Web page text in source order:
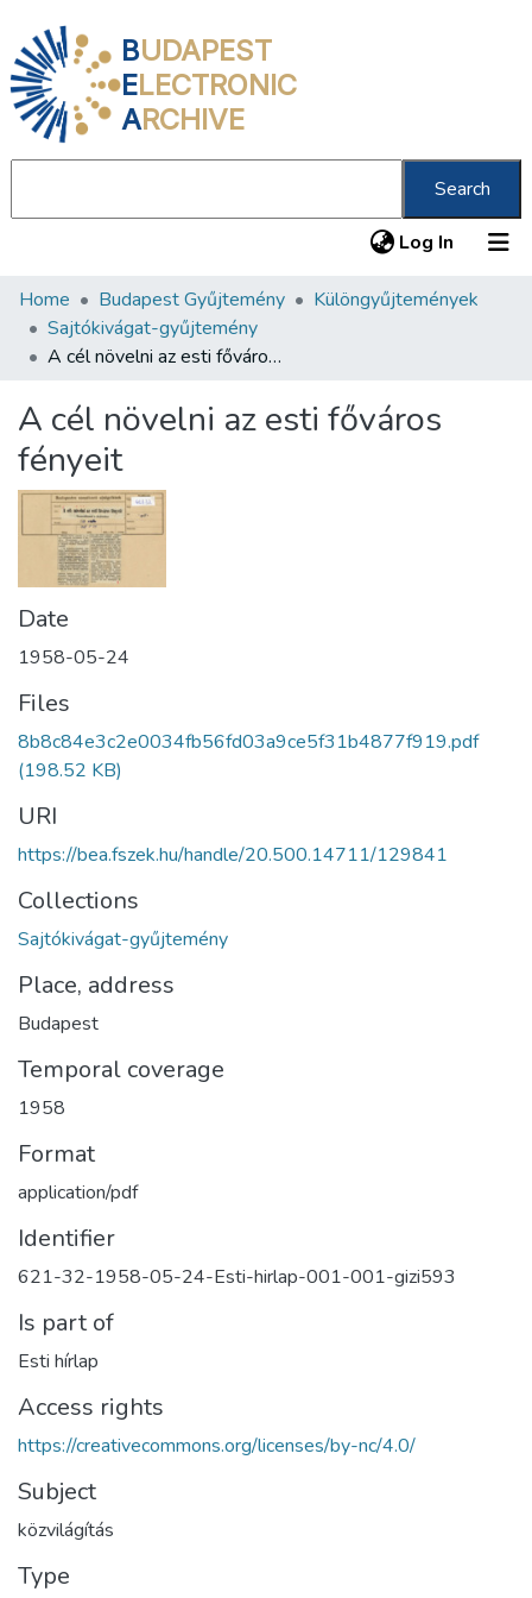
BUDAPEST
ELECTRONIC
ARCHIVE
Search
Log In (current)
Communities & Collections
All of DSpace
About us
Home Budapest Gyűjtemény
Különgyűjtemények
Sajtókivágat-gyűjtemény
A cél növelni az esti főváros fényeit
A cél növelni az esti főváros
fényeit
Date
1958-05-24
Files
8b8c84e3c2e0034fb56fd03a9ce5f31b4877f919.pdf
(198.52 KB)
URI
https://bea.fszek.hu/handle/20.500.14711/129841
Collections
Sajtókivágat-gyűjtemény
Place, address
Budapest
Temporal coverage
1958
Format
application/pdf
Identifier
621-32-1958-05-24-Esti-hirlap-001-001-gizi593
Is part of
Esti hírlap
Access rights
https://creativecommons.org/licenses/by-nc/4.0/
Subject
közvilágítás
Type